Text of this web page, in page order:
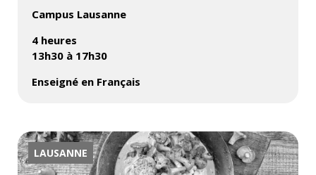
Campus Lausanne
4 heures
13h30 à 17h30
Enseigné en Français
LAUSANNE